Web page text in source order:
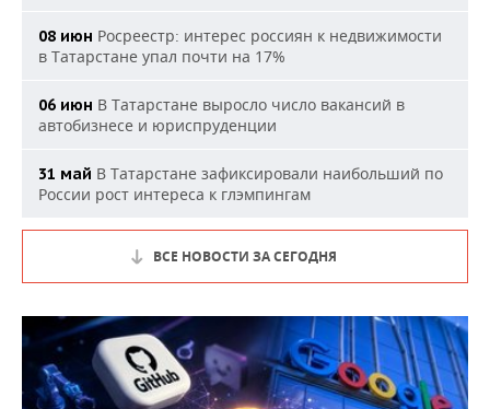
08 июн Росреестр: интерес россиян к недвижимости
в Татарстане упал почти на 17%
06 июн В Татарстане выросло число вакансий в
автобизнесе и юриспруденции
31 май В Татарстане зафиксировали наибольший по
России рост интереса к глэмпингам
ВСЕ НОВОСТИ ЗА СЕГОДНЯ